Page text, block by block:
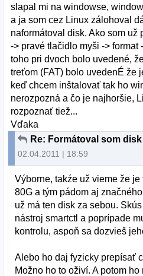
slapal mi na windowse,
a ja som cez Linux zálohoval
naformátoval disk. Ako som už
-> pravé tlačidlo myši -> format
toho pri dvoch bolo uvedené,
treťom (FAT) bolo uvedenÉ že
keď chcem inštalovať tak ho
nerozpozná a čo je najhoršie,
rozpoznať tiež...
Vďaka
02.04.2011 | 18:59
Výborne, takźe už vieme že
80G a tým pádom aj
už má ten disk za sebou.
nástroj smartctl a poprípade
kontrolu, aspoň sa dozvieš
Alebo ho daj fyzicky prepísať
Možno ho to oživí. A potom